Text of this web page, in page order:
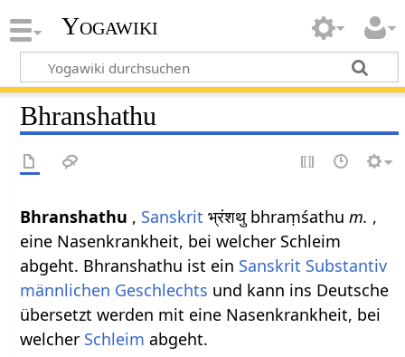
Yogawiki
Bhranshathu
Bhranshathu , Sanskrit भ्रंशथु bhraṃśathum. ,
eine Nasenkrankheit, bei welcher Schleim
abgeht. Bhranshathu ist ein Sanskrit Substantiv
männlichen Geschlechts und kann ins Deutsche
übersetzt werden mit eine Nasenkrankheit, bei
welcher Schleim abgeht.